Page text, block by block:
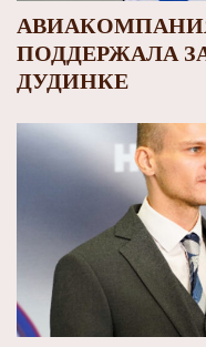
АВИАКОМПАНИЯ
ПОДДЕРЖАЛА
ДУДИНКЕ